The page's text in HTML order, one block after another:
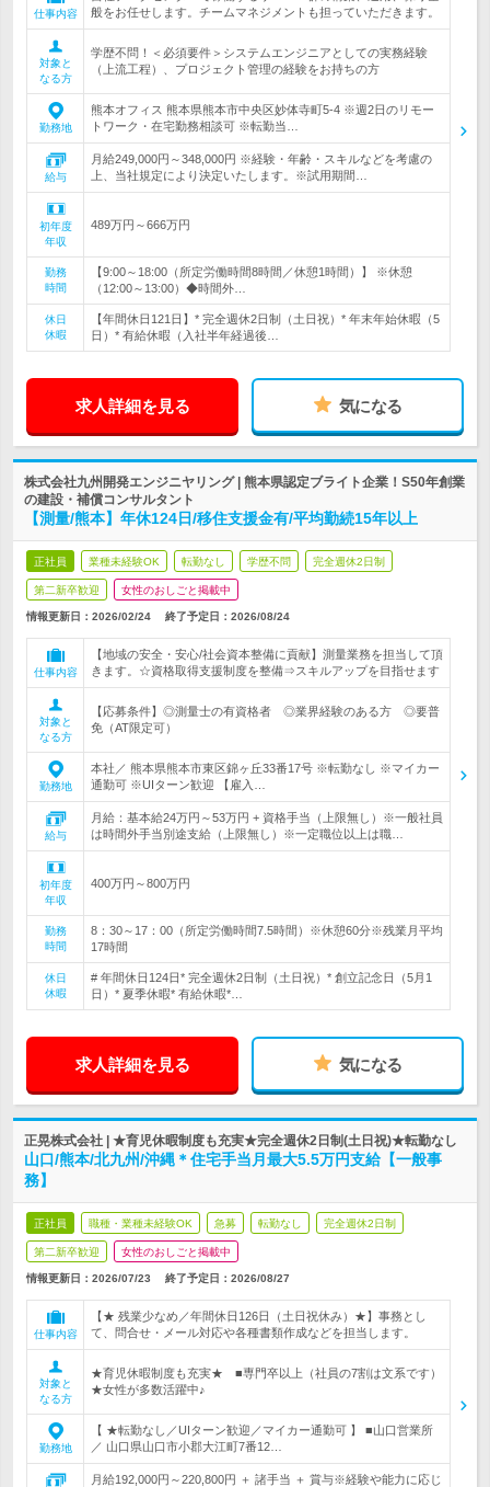
仕事内容
般をお任せします。チームマネジメントも担っていただきます。
対象と
なる方
学歴不問！＜必須要件＞システムエンジニアとしての実務経験
（上流工程）、プロジェクト管理の経験をお持ちの方
勤務地
熊本オフィス 熊本県熊本市中央区妙体寺町5-4 ※週2日のリモー
トワーク・在宅勤務相談可 ※転勤当…
給与
月給249,000円～348,000円 ※経験・年齢・スキルなどを考慮の
上、当社規定により決定いたします。※試用期間…
初年度
年収
489万円～666万円
勤務
時間
【9:00～18:00（所定労働時間8時間／休憩1時間）】 ※休憩
（12:00～13:00）◆時間外…
休日
休暇
【年間休日121日】* 完全週休2日制（土日祝）* 年末年始休暇（5
日）* 有給休暇（入社半年経過後…
求人詳細を見る 気になる
株式会社九州開発エンジニヤリング | 熊本県認定ブライト企業！S50年創業
の建設・補償コンサルタント
【測量/熊本】年休124日/移住支援金有/平均勤続15年以上
正社員 業種未経験OK 転勤なし 学歴不問 完全週休2日制
第二新卒歓迎 女性のおしごと掲載中
情報更新日：2026/02/24 終了予定日： 2026/08/24
仕事内容
【地域の安全・安心/社会資本整備に貢献】測量業務を担当して頂
きます。☆資格取得支援制度を整備⇒スキルアップを目指せます
対象と
なる方
【応募条件】◎測量士の有資格者 ◎業界経験のある方 ◎要普
免（AT限定可）
勤務地
本社／ 熊本県熊本市東区錦ヶ丘33番17号 ※転勤なし ※マイカー
通勤可 ※UIターン歓迎 【雇入…
給与
月給：基本給24万円～53万円 + 資格手当（上限無し）※一般社員
は時間外手当別途支給（上限無し）※一定職位以上は職…
初年度
年収
400万円～800万円
勤務
時間
8：30～17：00（所定労働時間7.5時間）※休憩60分※残業月平均
17時間
休日
休暇
# 年間休日124日* 完全週休2日制（土日祝）* 創立記念日（5月1
日）* 夏季休暇* 有給休暇*…
求人詳細を見る 気になる
正晃株式会社 | ★育児休暇制度も充実★完全週休2日制(土日祝)★転勤なし
山口/熊本/北九州/沖縄＊住宅手当月最大5.5万円支給【一般事
務】
正社員 職種・業種未経験OK 急募 転勤なし 完全週休2日制
第二新卒歓迎 女性のおしごと掲載中
情報更新日：2026/07/23 終了予定日： 2026/08/27
仕事内容
【★ 残業少なめ／年間休日126日（土日祝休み）★】事務とし
て、問合せ・メール対応や各種書類作成などを担当します。
対象と
なる方
★育児休暇制度も充実★ ■専門卒以上（社員の7割は文系です）
★女性が多数活躍中♪
勤務地
【 ★転勤なし／UIターン歓迎／マイカー通勤可 】 ■山口営業所
／ 山口県山口市小郡大江町7番12…
月給192,000円～220,800円 ＋ 諸手当 ＋ 賞与※経験や能力に応じ